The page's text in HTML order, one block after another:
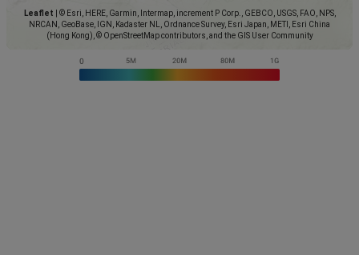
Leaflet
© Esri, HERE, Garmin, Intermap, increment P Corp., GEBCO, USGS, FAO, NPS,
NRCAN, GeoBase, IGN, Kadaster NL, Ordnance Survey, Esri Japan, METI, Esri China
(Hong Kong), © OpenStreetMap contributors, and the GIS User Community